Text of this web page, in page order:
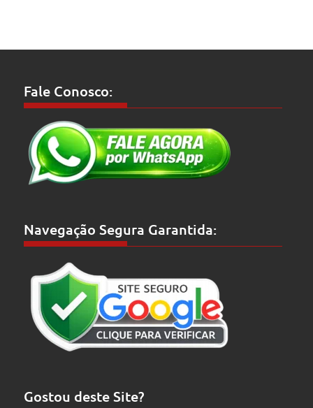
Fale Conosco:
Navegação Segura Garantida:
Gostou deste Site?